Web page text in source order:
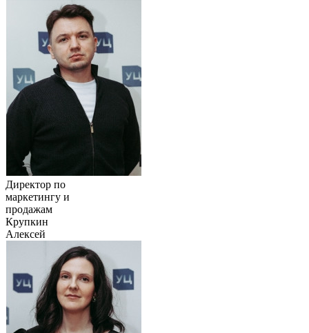
Директор по
маркетингу и
продажам
Крупкин
Алексей